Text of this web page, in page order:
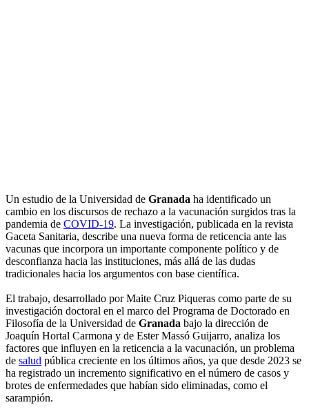
Un estudio de la Universidad de Granada ha identificado un
cambio en los discursos de rechazo a la vacunación surgidos tras la
pandemia de COVID-19. La investigación, publicada en la revista
Gaceta Sanitaria, describe una nueva forma de reticencia ante las
vacunas que incorpora un importante componente político y de
desconfianza hacia las instituciones, más allá de las dudas
tradicionales hacia los argumentos con base científica.
El trabajo, desarrollado por Maite Cruz Piqueras como parte de su
investigación doctoral en el marco del Programa de Doctorado en
Filosofía de la Universidad de Granada bajo la dirección de
Joaquín Hortal Carmona y de Ester Massó Guijarro, analiza los
factores que influyen en la reticencia a la vacunación, un problema
de salud pública creciente en los últimos años, ya que desde 2023 se
ha registrado un incremento significativo en el número de casos y
brotes de enfermedades que habían sido eliminadas, como el
sarampión.